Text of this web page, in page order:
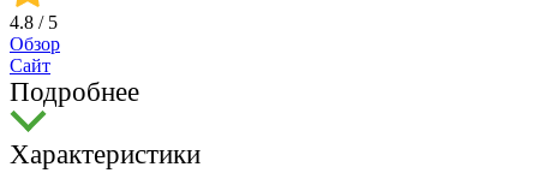
4.8 / 5
Обзор
Сайт
Подробнее
Характеристики